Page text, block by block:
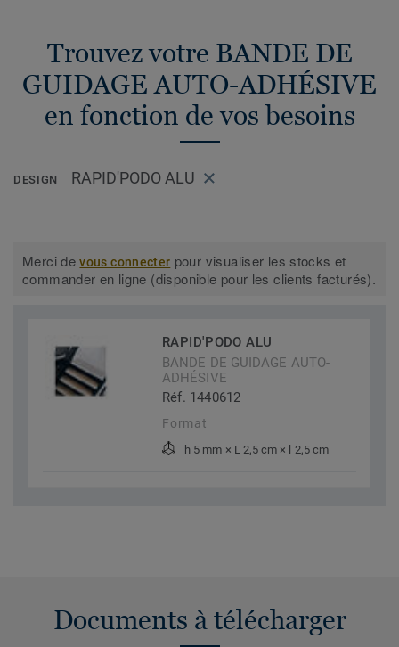
Trouvez votre BANDE DE
GUIDAGE AUTO-ADHÉSIVE
en fonction de vos besoins
DESIGN RAPID'PODO ALU
Merci devous connecter pour visualiser les stocks et
commander en ligne (disponible pour les clients facturés).
RAPID'PODO ALU
BANDE DE GUIDAGE AUTO-
ADHÉSIVE
Réf. 1440612
Format
h 5 mm × L 2,5 cm × l 2,5 cm
Documents à télécharger